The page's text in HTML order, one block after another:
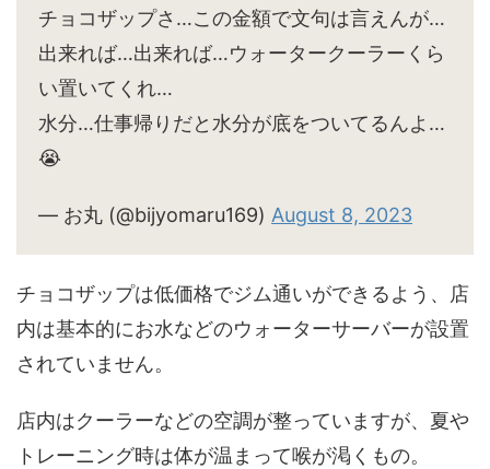
チョコザップさ…この金額で文句は言えんが…
出来れば…出来れば…ウォータークーラーくら
い置いてくれ…
水分…仕事帰りだと水分が底をついてるんよ…
😭
— お丸 (@bijyomaru169) August 8, 2023
チョコザップは低価格でジム通いができるよう、店
内は基本的にお水などのウォーターサーバーが設置
されていません。
店内はクーラーなどの空調が整っていますが、夏や
トレーニング時は体が温まって喉が渇くもの。